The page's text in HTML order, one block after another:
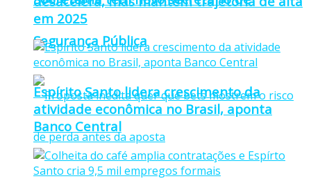
Segurança Pública
em 2025
Espírito Santo lidera crescimento da
atividade econômica no Brasil, aponta
Banco Central